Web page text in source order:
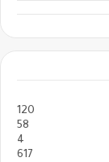
120
58
4
617